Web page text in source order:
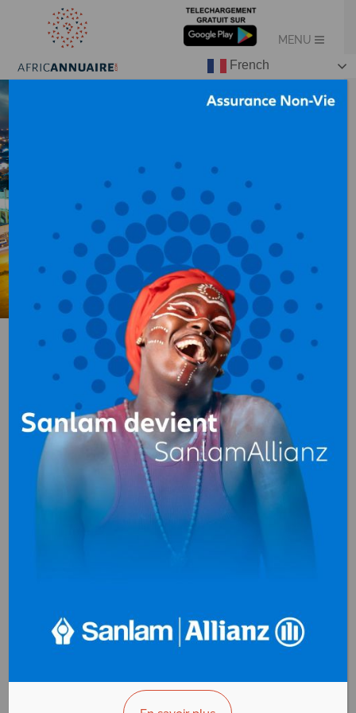
YOMBE II
Transport
d'Hydrocarbure,
Containers, Conteneurs
(location)
B.P. 479 Port-Gentil
Gabon
+(241)077 350 250
French